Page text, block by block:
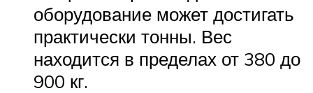
оборудование может достигать
практически тонны. Вес
находится в пределах от 380 до
900 кг.